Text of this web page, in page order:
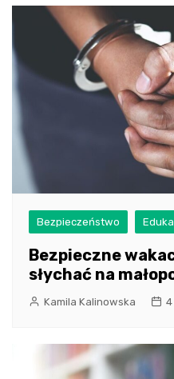
Bezpieczeństwo
Bezpieczne
słychać na
Kamila Kalinowska